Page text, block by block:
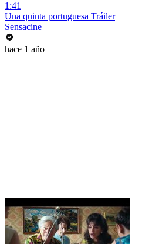
1:41
Una quinta portuguesa Tráiler
Sensacine
hace 1 año